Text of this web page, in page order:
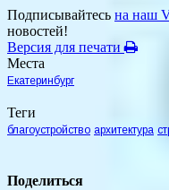
Подписывайтесь на наш
новостей!
Версия для печати
Места
Екатеринбург
Теги
благоустройство архитектура
Поделиться